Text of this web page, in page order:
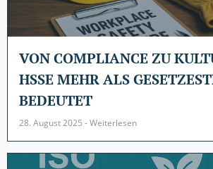
VON COMPLIANCE ZU
HSSE MEHR ALS
BEDEUTET
28. August 2025 - Weiterlesen